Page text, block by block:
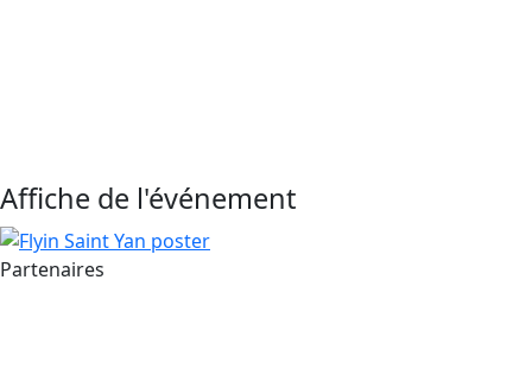
Affiche de l'événement
Partenaires